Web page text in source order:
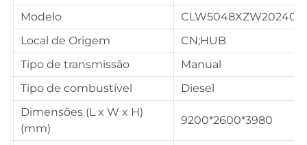
Modelo
Local de Origem
CN;HUB
Tipo de transmissão
Manual
Tipo de combustível
Diesel
Dimensões (L x W x H)
(mm)
9200*2600*3980